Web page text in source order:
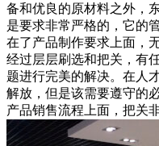
备和优良的原材料之外，
是要求非常严格的，它的
在了产品制作要求上面，
经过层层刷选和把关，有
题进行完美的解决。在人
解放，但是该需要遵守的
产品销售流程上面，把关